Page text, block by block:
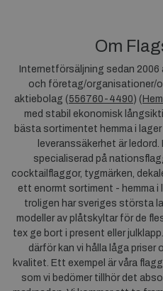
Om
Internetförsäljning sedan
och företag/organisationer/
aktiebolag (556760-4490) (
med stabil ekonomisk
bästa sortimentet hemma i
leveranssäkerhet är
specialiserad på
cocktailflaggor, tygmärken,
ett enormt sortiment - hemma i
troligen har sveriges största
modeller av plåtskyltar för de
tex ge bort i present eller
därför kan vi hålla låga priser
kvalitet. Ett exempel är våra
som vi bedömer tillhör det